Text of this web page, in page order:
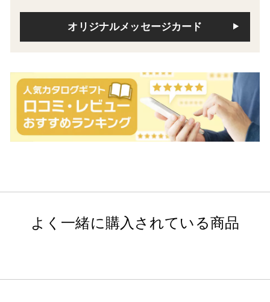
オリジナルメッセージカード
よく一緒に購入されている商品